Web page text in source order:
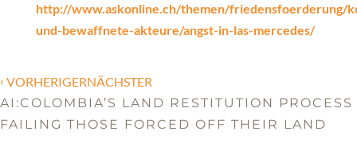
http://www.askonline.ch/themen/friedensfoerderung/
und-bewaffnete-akteure/angst-in-las-mercedes/
‹ VORHERIGERNÄCHSTER
AI:COLOMBIA’S LAND RESTITUTION PROCESS
FAILING THOSE FORCED OFF THEIR LAND